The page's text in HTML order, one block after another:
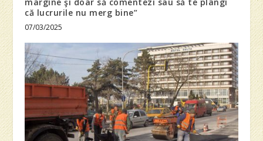
margine şi doar să comentezi sau să te plângi
că lucrurile nu merg bine”
07/03/2025